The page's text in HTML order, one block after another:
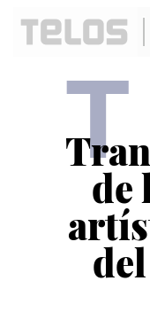
T
de